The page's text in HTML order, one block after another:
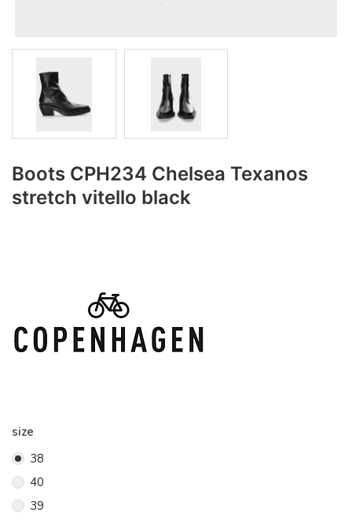
Boots CPH234 Chelsea Texanos
stretch vitello black
size
38
40
39